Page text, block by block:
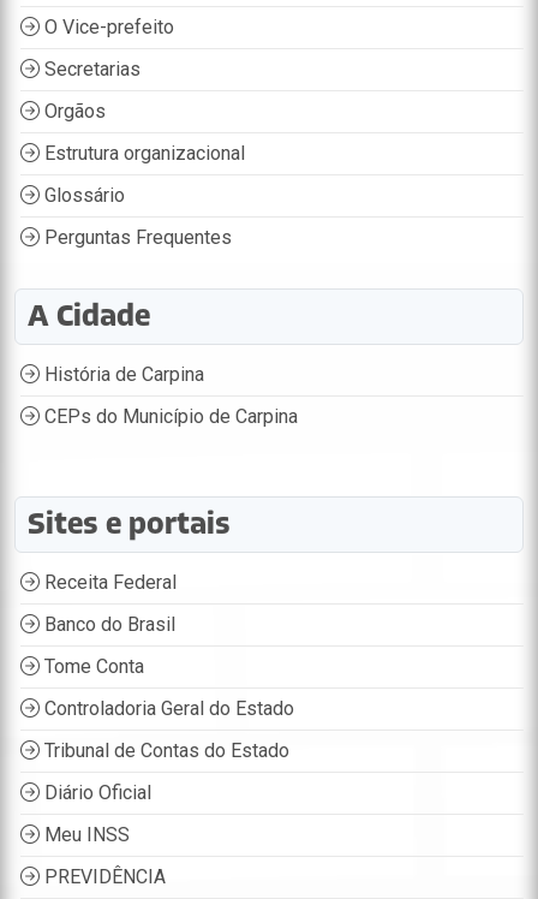
O Vice-prefeito
Secretarias
Orgãos
Estrutura organizacional
Glossário
Perguntas Frequentes
A Cidade
História de Carpina
CEPs do Município de Carpina
Sites e portais
Receita Federal
Banco do Brasil
Tome Conta
Controladoria Geral do Estado
Tribunal de Contas do Estado
Diário Oficial
Meu INSS
PREVIDÊNCIA